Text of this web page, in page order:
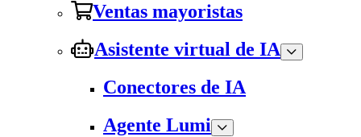
Ventas mayoristas
Asistente virtual de IA
Conectores de IA
Agente Lumi